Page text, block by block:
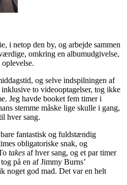
i netop den by, og arbejde sammen
omkring en albumudgivelse,
og selve indspilningen af
to videooptagelser, tog ikke
Jeg havde booket fem timer i
stemme måske lige skulle i gang,
hver sang.
fantastisk og fuldstændig
obligatoriske snak, og
takes af hver sang, og et par timer
på en af Jimmy Burns’
noget god mad. Det var en helt